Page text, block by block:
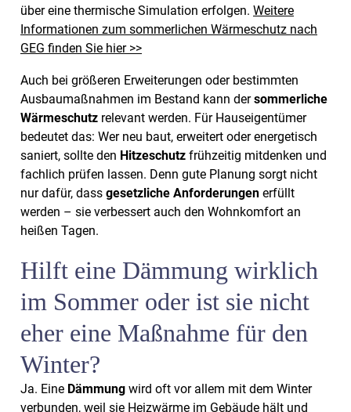
über eine thermische Simulation erfolgen. Weitere
Informationen zum sommerlichen Wärmeschutz nach
GEG finden Sie hier >>
Auch bei größeren Erweiterungen oder bestimmten
Ausbaumaßnahmen im Bestand kann dersommerliche
Wärmeschutz relevant werden. Für Hauseigentümer
bedeutet das: Wer neu baut, erweitert oder energetisch
saniert, sollte den Hitzeschutz frühzeitig mitdenken und
fachlich prüfen lassen. Denn gute Planung sorgt nicht
nur dafür, dass gesetzliche Anforderungen erfüllt
werden – sie verbessert auch den Wohnkomfort an
heißen Tagen.
Hilft eine Dämmung wirklich
im Sommer oder ist sie nicht
eher eine Maßnahme für den
Winter?
Ja. Eine Dämmung wird oft vor allem mit dem Winter
verbunden, weil sie Heizwärme im Gebäude hält und